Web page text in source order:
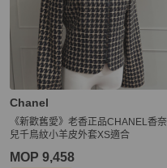
Chanel
《新歡舊愛》老香正品CHANEL香奈
兒千鳥紋小羊皮外套XS適合
MOP 9,458